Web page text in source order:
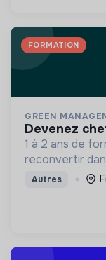
FORMATION
GREEN
devenez
1 à 2 ans de
reconvertir
Autres